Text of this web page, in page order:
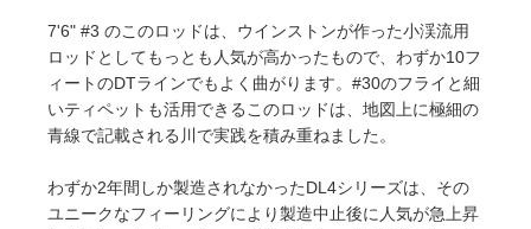
7'6" #3 のこのロッドは、ウインストンが作った小渓流用
ロッドとしてもっとも人気が高かったもので、わずか10フ
ィートのDTラインでもよく曲がります。#30のフライと細
いティペットも活用できるこのロッドは、地図上に極細の
青線で記載される川で実践を積み重ねました。
わずか2年間しか製造されなかったDL4シリーズは、その
ユニークなフィーリングにより製造中止後に人気が急上昇